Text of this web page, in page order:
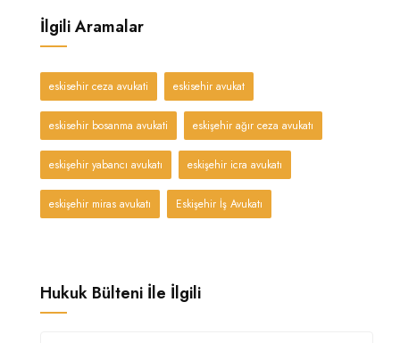
İlgili Aramalar
eskisehir ceza avukati eskisehir avukat
eskisehir bosanma avukati eskişehir ağır ceza avukatı
eskişehir yabancı avukatı eskişehir icra avukatı
eskişehir miras avukatı Eskişehir İş Avukatı
Hukuk Bülteni İle İlgili